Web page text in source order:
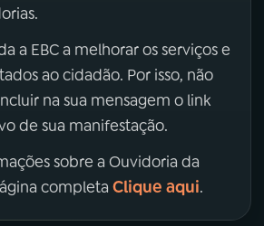
a EBC a melhorar os serviços e
ao cidadão. Por isso, não
na sua mensagem o link
de sua manifestação.
sobre a Ouvidoria da
completa Clique aqui.